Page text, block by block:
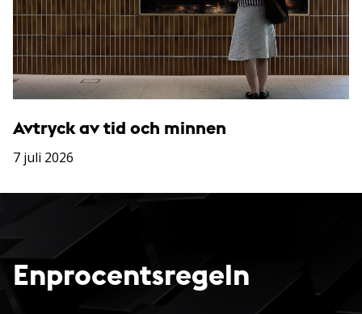
Avtryck av tid och minnen
7 juli 2026
Enprocentsregeln